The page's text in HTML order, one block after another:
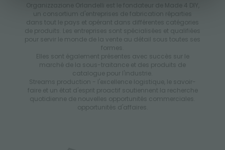
Organizzazione Orlandelli est le fondateur de Made 4 DIY,
un consortium d'entreprises de fabrication réparties
dans tout le pays et opérant dans différentes catégories
de produits. Les entreprises sont spécialisées et qualifiées
pour servir le monde de la vente au détail sous toutes ses
formes.
Elles sont également présentes avec succès sur le
marché de la sous-traitance et des produits de
catalogue pour l'industrie.
Streams production - l'excellence logistique, le savoir-
faire et un état d'esprit proactif soutiennent la recherche
quotidienne de nouvelles opportunités commerciales.
opportunités d'affaires.